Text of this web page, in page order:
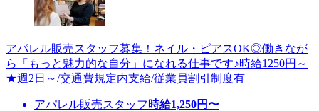
アパレル販売スタッフ募集！ネイル・ピアスOK◎働きなが
ら「もっと魅力的な自分」になれる仕事です♪時給1250円～
★週2日～/交通費規定内支給/従業員割引制度有
アパレル販売スタッフ 時給1,250円〜